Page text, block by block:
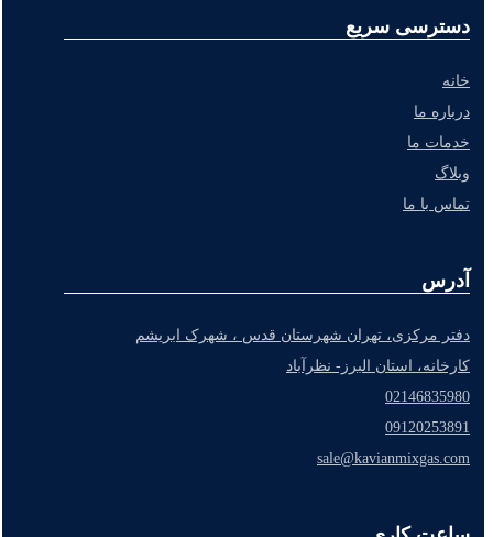
دسترسی سریع
خانه
درباره ما
خدمات ما
وبلاگ
تماس با ما
آدرس
دفتر مرکزی، تهران شهرستان قدس ، شهرک ابریشم
کارخانه، استان البرز- نظرآباد
02146835980
09120253891
sale@kavianmixgas.com